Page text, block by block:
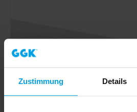
Zustimmung Details